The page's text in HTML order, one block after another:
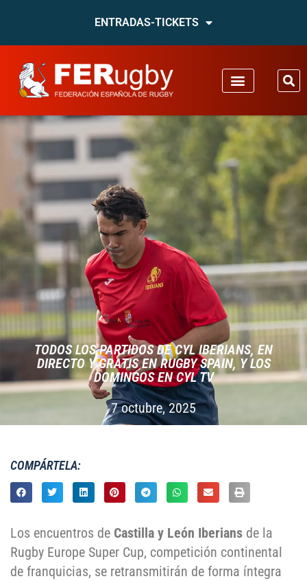
ENTRADAS-TICKETS
TODOS LOS PARTIDOS DE CYL IBERIANS, EN
DIRECTO Y GRATIS EN RUGBY SPAIN, Y LOS
DOMINGOS EN CYL TV
7 octubre, 2025
COMPÁRTELA:
Los encuentros de Castilla y León Iberians de la
Rugby Europe Super Cup, competición continental
de franquicias, se retransmitirán de forma íntegra